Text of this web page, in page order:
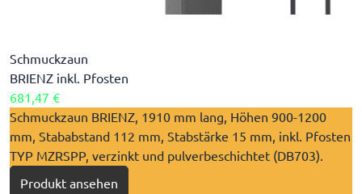
Schmuckzaun
BRIENZ inkl. Pfosten
681,47 €
​Schmuckzaun BRIENZ, 1910 mm lang, Höhen 900-1200
mm, Stababstand 112 mm, Stabstärke 15 mm, inkl. Pfosten
TYP MZRSPP, verzinkt und pulverbeschichtet (DB703).
Produkt ansehen